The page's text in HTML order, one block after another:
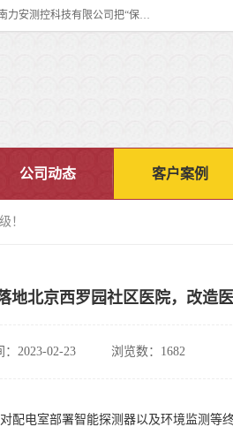
河南力安测控科技有限公司专注提供智慧消防管理系统,智慧消防系统,智慧消防云平台等设备能源管理大数据服务。河南力安测控科技有限公司把“保障设备运行安全可控,让设备管理变得简单”确定为力安的历史使命。
公司动态 客户案例
！
地北京西罗园社区医院，改造医
：2023-02-23 浏览数：1682
配电室部署智能探测器以及环境监测等